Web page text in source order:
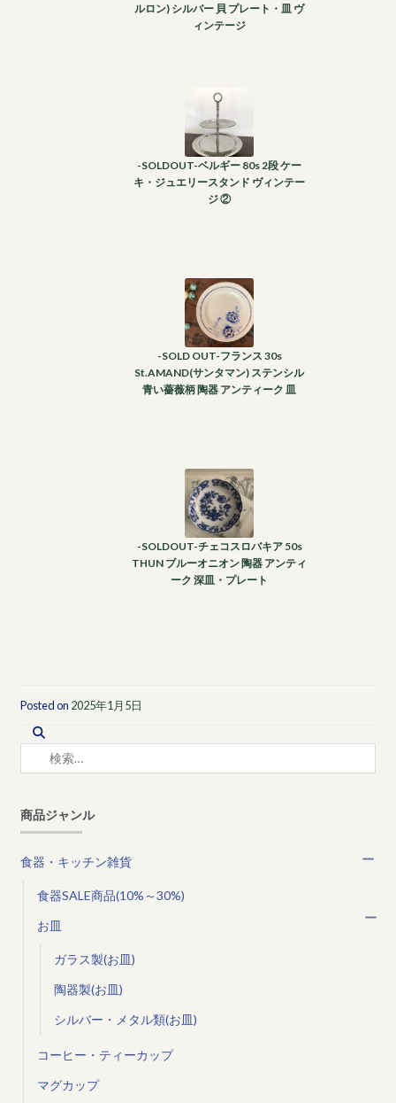
ルロン) シルバー 貝 プレート・皿 ヴ
ィンテージ
-SOLDOUT-ベルギー 80s 2段 ケー
キ・ジュエリースタンド ヴィンテー
ジ ②
-SOLD OUT-フランス 30s
St.AMAND(サンタマン) ステンシル
青い薔薇柄 陶器 アンティーク 皿
-SOLDOUT-チェコスロバキア 50s
THUN ブルーオニオン 陶器 アンティ
ーク 深皿・プレート
Posted on 2025年1月5日
索:
商品ジャンル
食器・キッチン雑貨
食器SALE商品(10%～30%)
お皿
ガラス製(お皿)
陶器製(お皿)
シルバー・メタル類(お皿)
コーヒー・ティーカップ
マグカップ